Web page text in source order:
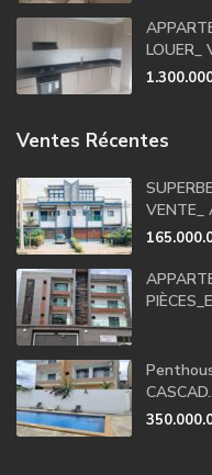
LOUER_
Ventes Récentes
VENTE_